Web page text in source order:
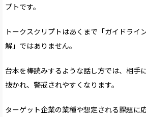
プトです。
トークスクリプトはあくまで「ガイドライ
解」ではありません。
台本を棒読みするような話し方では、相手
抜かれ、警戒されやすくなります。
ターゲット企業の業種や想定される課題に